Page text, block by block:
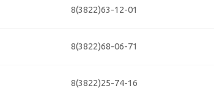
8(3822)63-12-01
8(3822)68-06-71
8(3822)25-74-16